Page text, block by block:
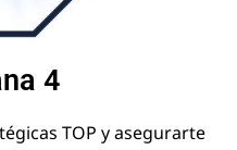
4
TOP y asegurarte